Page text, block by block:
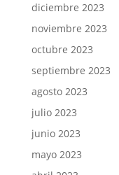
diciembre 2023
noviembre 2023
octubre 2023
septiembre 2023
agosto 2023
julio 2023
junio 2023
mayo 2023